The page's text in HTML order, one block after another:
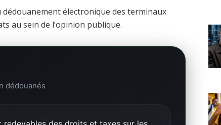
électronique des terminaux
au sein de l’opinion publique.
dédouanés